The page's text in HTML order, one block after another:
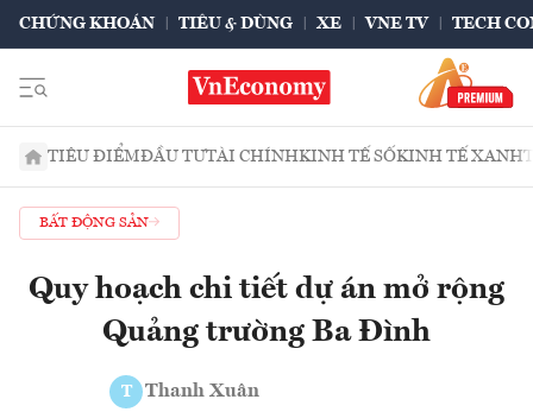
CHỨNG KHOÁN TIÊU & DÙNG XE VNE TV TECH
TIÊU ĐIỂMĐẦU TƯTÀI CHÍNHKINH TẾ SỐKINH TẾ XANH
BẤT ĐỘNG SẢN
Quy hoạch chi tiết dự án mở rộng
Quảng trường Ba Đình
T Thanh Xuân